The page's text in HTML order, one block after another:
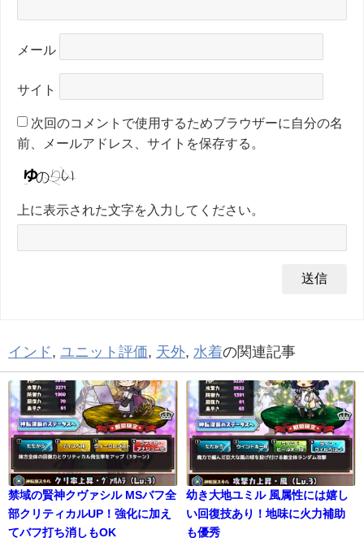
メール
サイト
次回のコメントで使用するためブラウザーに自分の名
前、メールアドレス、サイトを保存する。
上に表示された文字を入力してください。
インド, ユニット評価, 天外, 水着の関連記事
禁域の賢神クヴァシル MSバフ全
部クリティカルUP！強化に加え
てバフ打ち消しもOK
幼き大地ユミル 風属性には嬉し
い回復技あり！地味に火力補助
も優秀